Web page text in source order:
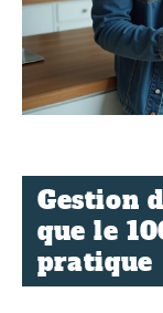
Gestion
que le
pratique